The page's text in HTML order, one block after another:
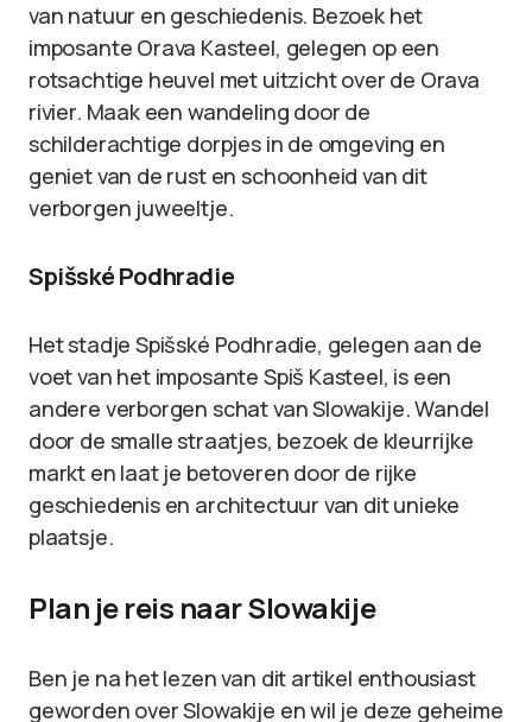
van natuur en geschiedenis. Bezoek het
imposante Orava Kasteel, gelegen op een
rotsachtige heuvel met uitzicht over de Orava
rivier. Maak een wandeling door de
schilderachtige dorpjes in de omgeving en
geniet van de rust en schoonheid van dit
verborgen juweeltje.
Spišské Podhradie
Het stadje Spišské Podhradie, gelegen aan de
voet van het imposante Spiš Kasteel, is een
andere verborgen schat van Slowakije. Wandel
door de smalle straatjes, bezoek de kleurrijke
markt en laat je betoveren door de rijke
geschiedenis en architectuur van dit unieke
plaatsje.
Plan je reis naar Slowakije
Ben je na het lezen van dit artikel enthousiast
geworden over Slowakije en wil je deze geheime